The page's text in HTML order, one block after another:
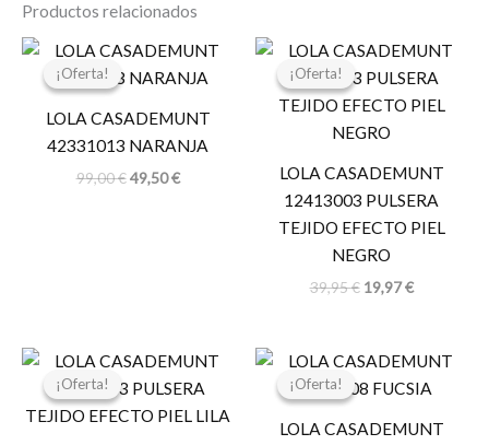
Productos relacionados
¡Oferta!
¡Oferta!
LOLA CASADEMUNT
42331013 NARANJA
99,00€
El
original
99,00 €.
49,50€
El
actual
49,50 €.
¡Oferta!
¡Oferta!
LOLA CASADEMUNT
12413003 PULSERA
TEJIDO EFECTO PIEL
NEGRO
39,95€
El
original
era:
39,95 €.
19,97€
El
actual
es:
¡Oferta!
¡Oferta!
El
original
era:
El
actual
es:
¡Oferta!
¡Oferta!
LOLA CASADEMUNT
El
original
119,00 €.
El
actual
59,50 €.